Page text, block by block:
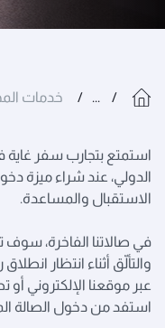
... خدمات
استمتع بتجارب سفر غاية
الدولي، عند شراء ميزة
الاستقبال والمساعدة.
في صالاتنا الفاخرة، سوف
والتألّق أثناء انتظار
عبر موقعنا الإلكتروني أو
استفد من دخول الصالة